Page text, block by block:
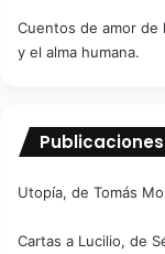
Cuentos de amor de
y el alma humana.
Utopía, de Tomás
Cartas a Lucilio, de